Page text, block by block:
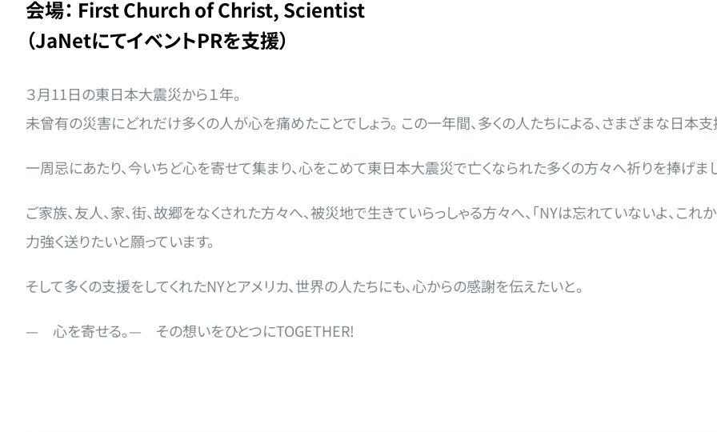
会場： First Church of Christ, Scientist
（JaNetにてイベントPRを支援）
３月11日の東日本大震災から１年。
未曾有の災害にどれだけ多くの人が心を痛めたことでしょう。 この一年間、多くの人たちによる、さまざまな日本
一周忌にあたり、今いちど心を寄せて集まり、心をこめて東日本大震災で亡くなられた多くの方々へ祈りを捧げまし
ご家族、友人、家、街、故郷をなくされた方々へ、被災地で生きていらっしゃる方々へ、「NYは忘れていないよ、こ
力強く送りたいと願っています。
そして多くの支援をしてくれたNYとアメリカ、世界の人たちにも、心からの感謝を伝えたいと。
— 心を寄せる。— その想いをひとつにTOGETHER!